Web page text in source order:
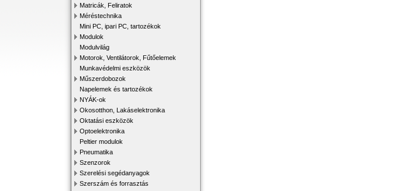
Matricák, Feliratok
Méréstechnika
Mini PC, ipari PC, tartozékok
Modulok
Modulvilág
Motorok, Ventilátorok, Fűtőelemek
Munkavédelmi eszközök
Műszerdobozok
Napelemek és tartozékok
NYÁK-ok
Okosotthon, Lakáselektronika
Oktatási eszközök
Optoelektronika
Peltier modulok
Pneumatika
Szenzorok
Szerelési segédanyagok
Szerszám és forrasztás